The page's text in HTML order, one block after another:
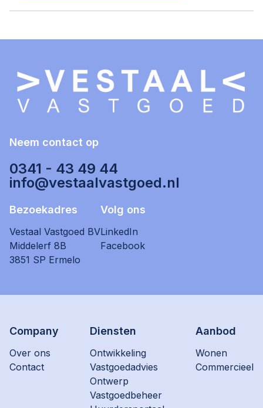
Neem contact op
0341 - 43 49 44
info@vestaalvastgoed.nl
Bezoekadres
Vestaal Vastgoed BV
Middelerf 8B
3851 SP Ermelo
Volg ons
LinkedIn
Facebook
Company
Over ons
Contact
Diensten
Ontwikkeling
Vastgoedadvies
Ontwerp
Vastgoedbeheer
Aanbod
Wonen
Commercieel